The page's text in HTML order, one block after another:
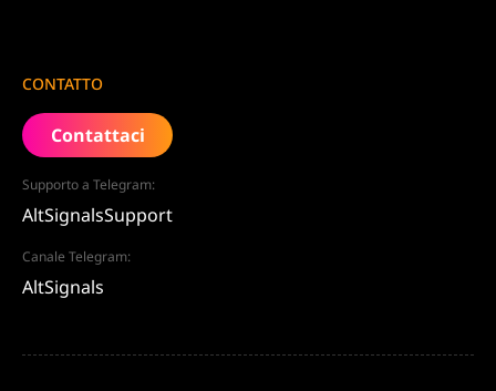
CONTATTO
Contattaci
Supporto a Telegram:
AltSignalsSupport
Canale Telegram:
AltSignals